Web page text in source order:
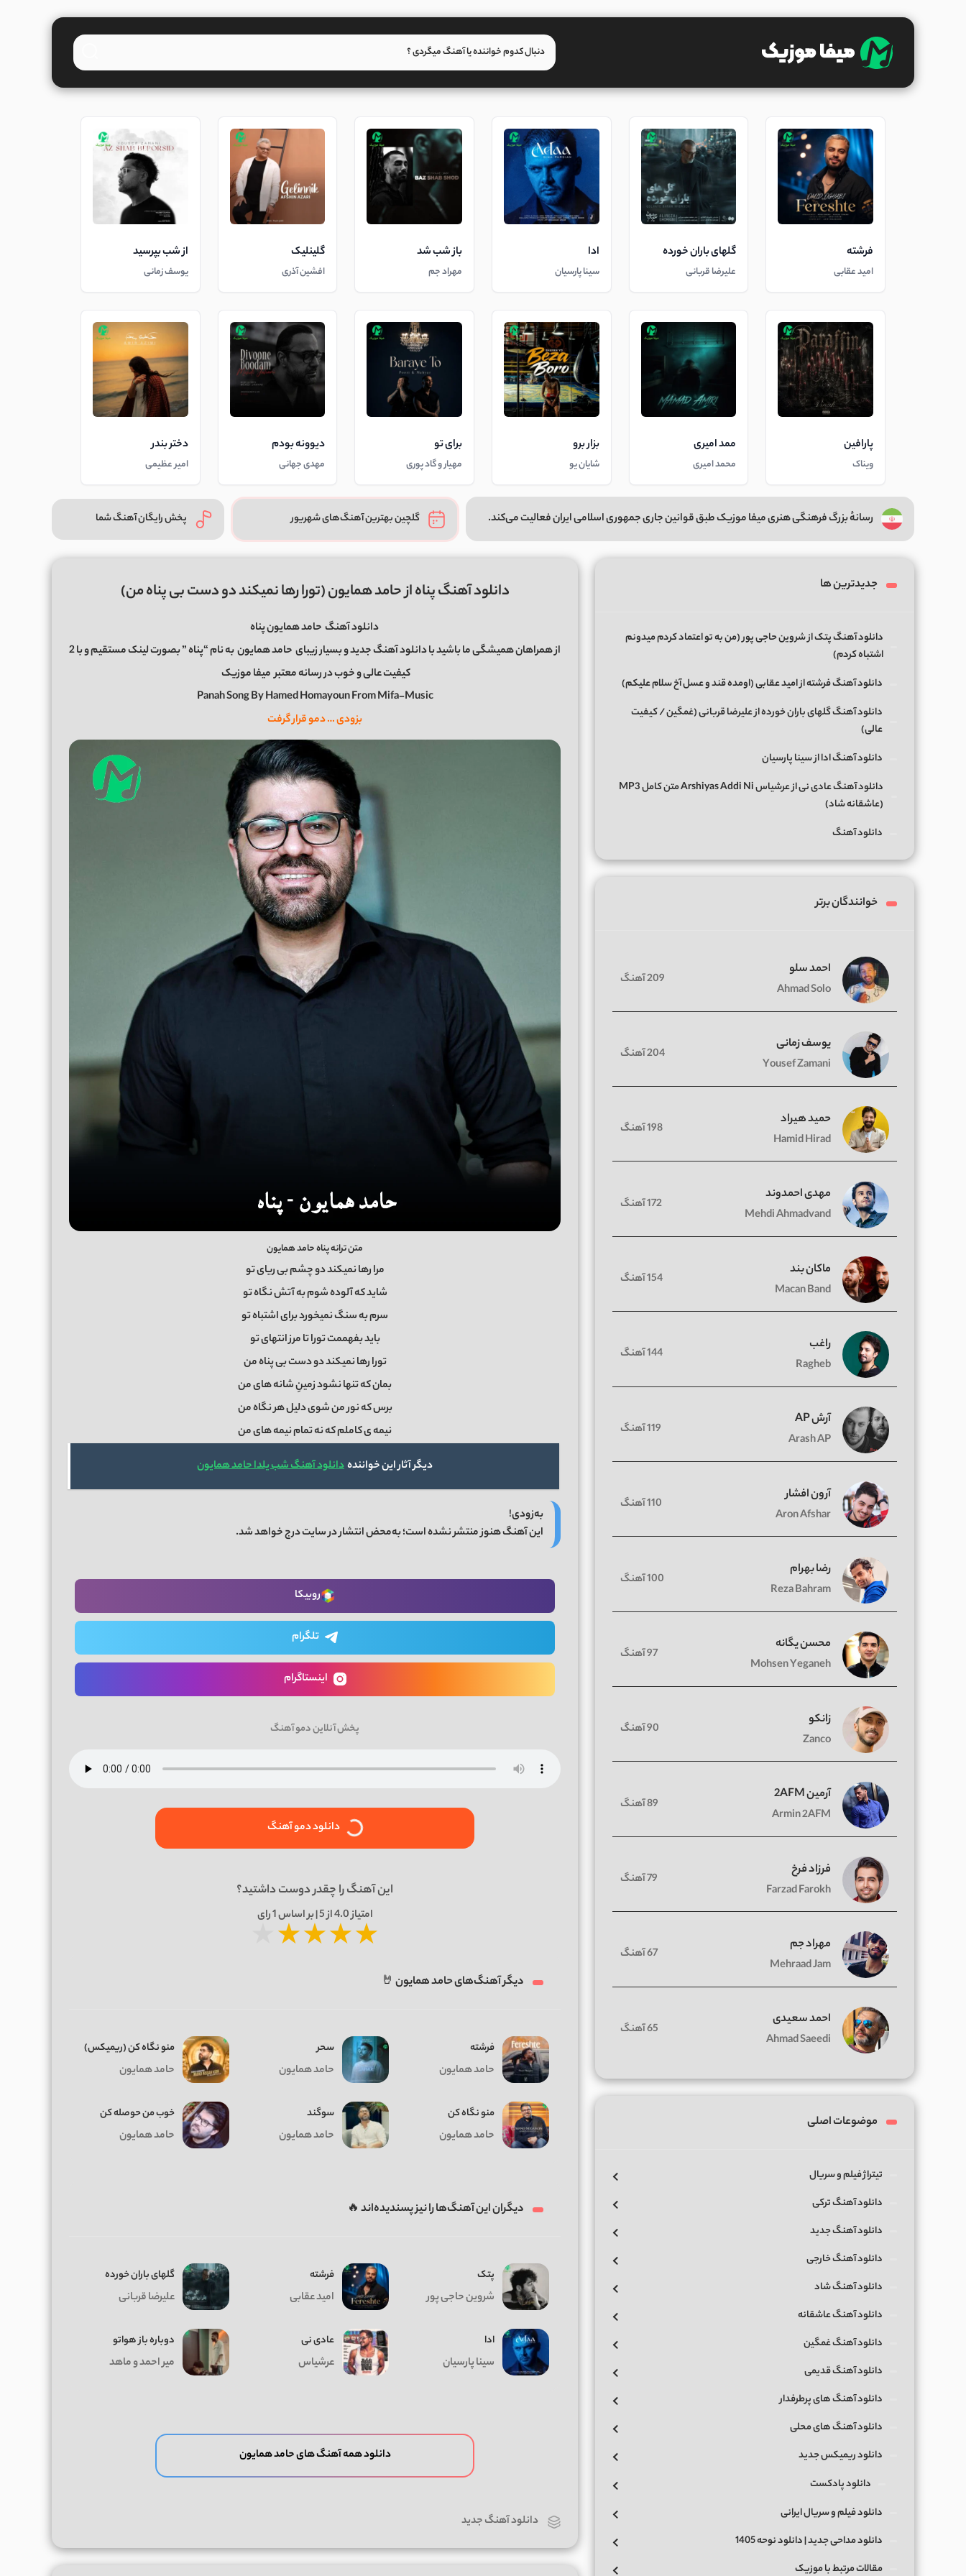
فرشته
امید عقابی
گلهای باران خورده
علیرضا قربانی
ادا
سینا پارسیان
باز شب شد
مهراد جم
گلینلیک
افشین آذری
از شب بپرسید
یوسف زمانی
پارافین
ویناک
ممد امیری
محمد امیری
بزار برو
شایان یو
برای تو
مهیار و گاد پوری
دیوونه بودم
مهدی جهانی
دختر بندر
امیر عظیمی
رسانهٔ بزرگ فرهنگی هنری میفا موزیک طبق قوانین جاری جمهوری اسلامی ایران فعالیت می‌کند. گلچین بهترین آهنگ‌های شهریور پخش رایگان آهنگ شما
دانلود آهنگ پناه از حامد همایون (تورا رها نمیکند دو دست بی پناه من)
دانلود آهنگ حامد همایون پناه
از همراهان همیشگی ما باشید با دانلود آهنگ جدید و بسیار زیبای حامد همایون
به نام “پناه ” بصورت لینک مستقیم و با 2
کیفیت عالی و خوب در رسانه معتبرمیفا موزیک
Panah Song By Hamed Homayoun From Mifa-Music
بزودی … دمو قرار گرفت
متن ترانه پناه حامد همایون
مرا رها نمیکند دو چشم بی ریای تو
شاید که آلوده شوم به آتش نگاه تو
سرم به سنگ نمیخورد برای اشتباه تو
باید بفهممت تورا تا مرز انتهای تو
تورا رها نمیکند دو دست بی پناه من
بمان که تنها نشود زمینِ شانه های من
برس که نور من شوی دلیل هر نگاه من
نیمه ی کاملم که نه تمام نیمه های من
دیگر آثار این خوانندهدانلود آهنگ شب یلدا حامد همایون
به‌زودی!
این آهنگ هنوز منتشر نشده است؛ به‌محض انتشار در سایت درج خواهد شد.
روبیکا
تلگرام
اینستاگرام
پخش آنلاین دمو آهنگ
دانلود دمو آهنگ
این آهنگ را چقدر دوست داشتید؟
امتیاز4.0از 5 | بر اساس 1رای
★★★★
دیگر آهنگ‌های حامد همایون 🤘
فرشته
حامد همایون
سحر
حامد همایون
منو نگاه کن (ریمیکس)
حامد همایون
منو نگاه کن
حامد همایون
سوگند
حامد همایون
خوب من حوصله کن
حامد همایون
دیگران این آهنگ‌ها را نیز پسندیده‌اند 🔥
پتک
شروین حاجی پور
فرشته
امید عقابی
گلهای باران خورده
علیرضا قربانی
ادا
سینا پارسیان
عادی نی
عرشیاس
دوباره باز هواتو
میر احمد و ماهد
دانلود همه آهنگ های حامد همایون
دانلود آهنگ جدید
جدیدترین ها
دانلود آهنگ پتک از شروین حاجی پور (من به تو اعتماد کردم میدونم
اشتباه کردم)
دانلود آهنگ فرشته از امید عقابی (اومده قند و عسل آخ سلام علیکم)
دانلود آهنگ گلهای باران خورده از علیرضا قربانی (غمگین / کیفیت
عالی)
دانلود آهنگ ادا از سینا پارسیان
دانلود آهنگ عادی نی از عرشیاس Arshiyas Addi Ni متن کامل MP3
(عاشقانه شاد)
دانلود آهنگ
خوانندگان برتر
احمد سلو
Ahmad Solo
209 آهنگ
یوسف زمانی
Yousef Zamani
204 آهنگ
حمید هیراد
Hamid Hirad
198 آهنگ
مهدی احمدوند
Mehdi Ahmadvand
172 آهنگ
ماکان بند
Macan Band
154 آهنگ
راغب
Ragheb
144 آهنگ
آرش AP
Arash AP
119 آهنگ
آرون افشار
Aron Afshar
110 آهنگ
رضا بهرام
Reza Bahram
100 آهنگ
محسن یگانه
Mohsen Yeganeh
97 آهنگ
زانکو
Zanco
90 آهنگ
آرمین 2AFM
Armin 2AFM
89 آهنگ
فرزاد فرخ
Farzad Farokh
79 آهنگ
مهراد جم
Mehraad Jam
67 آهنگ
احمد سعیدی
Ahmad Saeedi
65 آهنگ
موضوعات اصلی
تیتراژ فیلم و سریال
دانلود آهنگ ترکی
دانلود آهنگ جدید
دانلود آهنگ خارجی
دانلود آهنگ شاد
دانلود آهنگ عاشقانه
دانلود آهنگ غمگین
دانلود آهنگ قدیمی
دانلود آهنگ های پرطرفدار
دانلود آهنگ های محلی
دانلود ریمیکس جدید
دانلود پادکست
دانلود فیلم و سریال ایرانی
دانلود مداحی جدید | دانلود نوحه 1405
مقالات مرتبط با موزیک